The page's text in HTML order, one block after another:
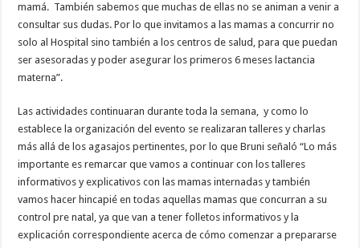
mamá. También sabemos que muchas de ellas no se animan a venir a
consultar sus dudas. Por lo que invitamos a las mamas a concurrir no
solo al Hospital sino también a los centros de salud, para que puedan
ser asesoradas y poder asegurar los primeros 6 meses lactancia
materna”.
Las actividades continuaran durante toda la semana, y como lo
establece la organización del evento se realizaran talleres y charlas
más allá de los agasajos pertinentes, por lo que Bruni señaló “Lo más
importante es remarcar que vamos a continuar con los talleres
informativos y explicativos con las mamas internadas y también
vamos hacer hincapié en todas aquellas mamas que concurran a su
control pre natal, ya que van a tener folletos informativos y la
explicación correspondiente acerca de cómo comenzar a prepararse